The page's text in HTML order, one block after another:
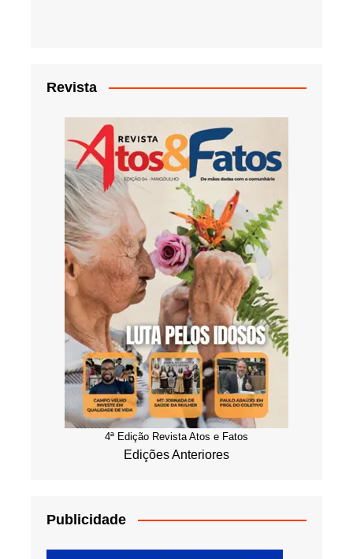
Revista
4ª Edição Revista Atos e Fatos
Edições Anteriores
Publicidade